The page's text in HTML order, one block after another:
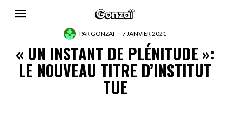
PARGONZAÏ 7 JANVIER 2021
« UN INSTANT DE PLÉNITUDE »:
LE NOUVEAU TITRE D’INSTITUT
TUE